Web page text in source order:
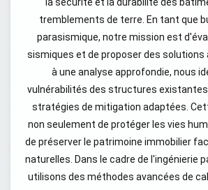
tremblements de terre. En tant que
parasismique, notre mission est
sismiques et de proposer des solutions
à une analyse approfondie, nous
vulnérabilités des structures
stratégies de mitigation adaptées.
non seulement de protéger les vies
de préserver le patrimoine immobilier
naturelles. Dans le cadre de l'ingénierie
utilisons des méthodes avancées de